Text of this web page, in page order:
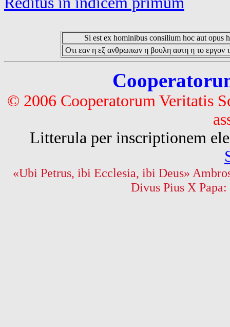
Si est ex hominibus consilium hoc aut opus
Οτι εαν η εξ ανθρωπων η βουλη αυτη η το εργον
© 2006 Cooperatorum Veritatis
Litterula per inscriptionem
«Ubi Petrus, ibi Ecclesia, ibi Deus»
Divus Pius X Papa: